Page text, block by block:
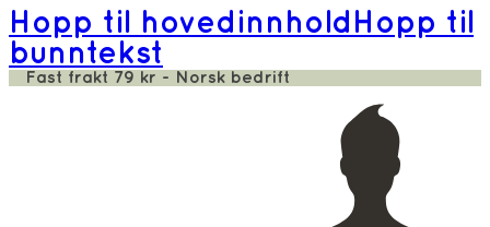
Hopp til hovedinnhold Hopp til
bunntekst
Fast frakt 79 kr - Norsk bedrift